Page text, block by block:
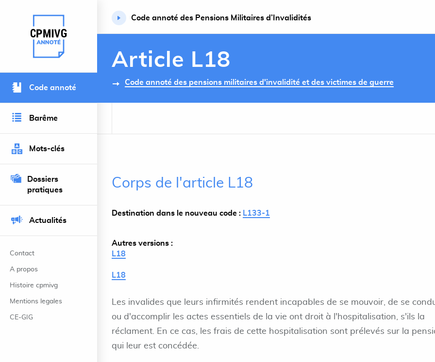
Retour à l’accueil du site
Code annoté
Barême
Mots-clés
Dossiers
pratiques
Actualités
Contact
A propos
Histoire cpmivg
Mentions legales
CE-GIG
Code annoté des Pensions Militaires d’Invalidités
Article L18
Code annoté des pensions militaires d'invalidité et des victimes de guerre
Corps de l'article L18
Destination dans le nouveau code : L133-1
Autres versions :
L18
L18
Les invalides que leurs infirmités rendent incapables de se mouvoir, de se
ou d'accomplir les actes essentiels de la vie ont droit à l'hospitalisation, s'ils la
réclament. En ce cas, les frais de cette hospitalisation sont prélevés sur la
qui leur est concédée.